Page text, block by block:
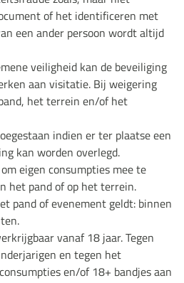
of het identificeren met
een ander persoon wordt altijd
veiligheid kan de beveiliging
aan visitatie. Bij weigering
het terrein en/of het
indien er ter plaatse een
kan worden overlegd.
eigen consumpties mee te
het pand of op het terrein.
pand of evenement geldt: binnen
vanaf 18 jaar. Tegen
en tegen het
en/of 18+ bandjes aan